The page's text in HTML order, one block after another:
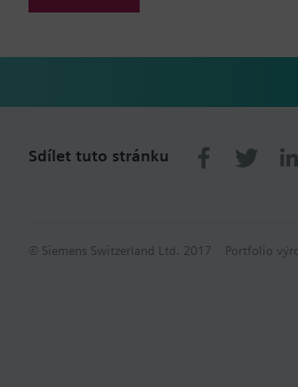
Sdílet tuto stránku
© Siemens Switzerland Ltd. 2017 Portfolio